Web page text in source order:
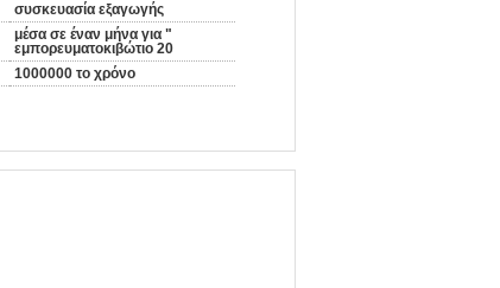
συσκευασία εξαγωγής
μέσα σε έναν μήνα για "
εμπορευματοκιβώτιο 20
1000000 το χρόνο